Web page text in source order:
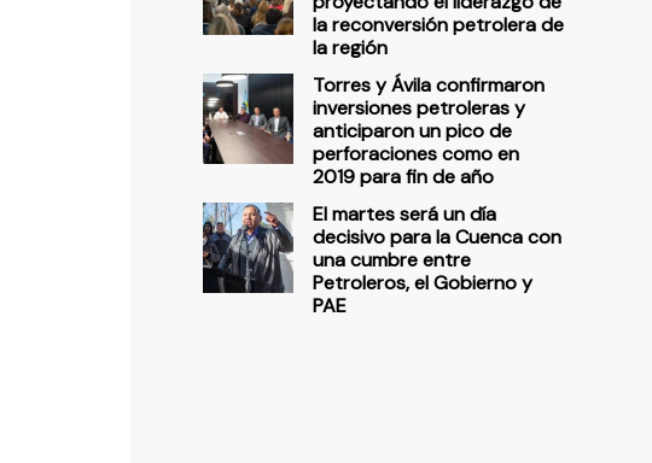
la reconversión petrolera de
la región
Torres y Ávila confirmaron
inversiones petroleras y
anticiparon un pico de
perforaciones como en
2019 para fin de año
El martes será un día
decisivo para la Cuenca con
una cumbre entre
Petroleros, el Gobierno y
PAE